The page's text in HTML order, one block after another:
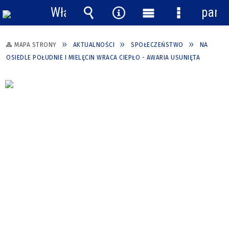
MAPA STRONY AKTUALNOŚCI SPOŁECZEŃSTWO
NA
OSIEDLE POŁUDNIE I MIELĘCIN WRACA CIEPŁO - AWARIA USUNIĘTA
Włącz
powiadomienia
Wyszukiwarka
Narzędzia
Menu
główne
Menu
panel